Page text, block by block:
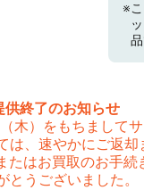
※
品
供終了のお知らせ
木）をもちまして
は、速やかにご返
はお買取のお手
うございました。